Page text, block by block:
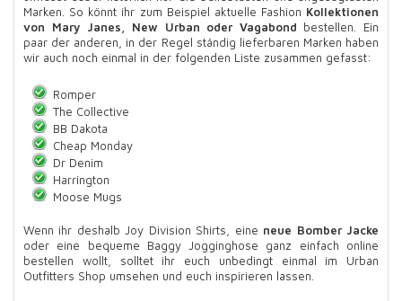
Marken. So könnt ihr zum Beispiel aktuelle Fashion Kollektionen
von Mary Janes, New Urban oder Vagabond bestellen. Ein
paar der anderen, in der Regel ständig lieferbaren Marken haben
wir auch noch einmal in der folgenden Liste zusammen gefasst:
Romper
The Collective
BB Dakota
Cheap Monday
Dr Denim
Harrington
Moose Mugs
Wenn ihr deshalb Joy Division Shirts, eine neue Bomber Jacke
oder eine bequeme Baggy Jogginghose ganz einfach online
bestellen wollt, solltet ihr euch unbedingt einmal im Urban
Outfitters Shop umsehen und euch inspirieren lassen.